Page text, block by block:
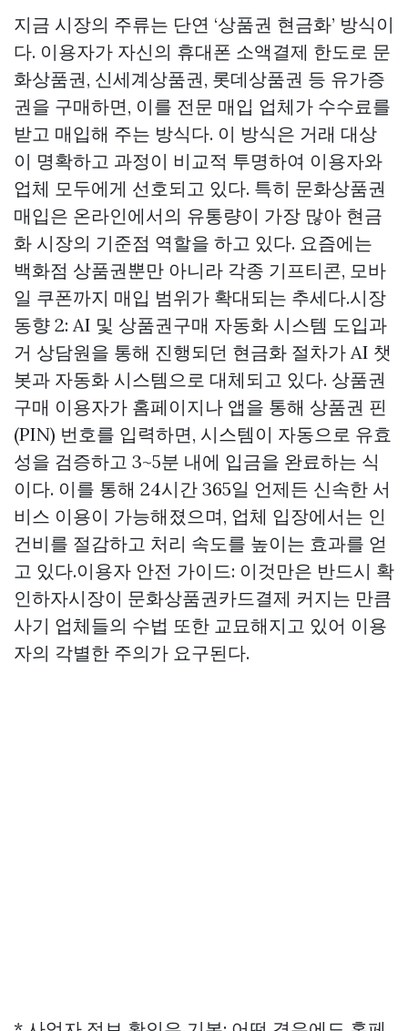
지금 시장의 주류는 단연 ‘상품권 현금화’ 방식이
다. 이용자가 자신의 휴대폰 소액결제 한도로 문
화상품권, 신세계상품권, 롯데상품권 등 유가증
권을 구매하면, 이를 전문 매입 업체가 수수료를
받고 매입해 주는 방식다. 이 방식은 거래 대상
이 명확하고 과정이 비교적 투명하여 이용자와
업체 모두에게 선호되고 있다. 특히 문화상품권
매입은 온라인에서의 유통량이 가장 많아 현금
화 시장의 기준점 역할을 하고 있다. 요즘에는
백화점 상품권뿐만 아니라 각종 기프티콘, 모바
일 쿠폰까지 매입 범위가 확대되는 추세다.시장
동향 2: AI 및 상품권구매 자동화 시스템 도입과
거 상담원을 통해 진행되던 현금화 절차가 AI 챗
봇과 자동화 시스템으로 대체되고 있다. 상품권
구매 이용자가 홈페이지나 앱을 통해 상품권 핀
(PIN) 번호를 입력하면, 시스템이 자동으로 유효
성을 검증하고 3~5분 내에 입금을 완료하는 식
이다. 이를 통해 24시간 365일 언제든 신속한 서
비스 이용이 가능해졌으며, 업체 입장에서는 인
건비를 절감하고 처리 속도를 높이는 효과를 얻
고 있다.이용자 안전 가이드: 이것만은 반드시 확
인하자시장이 문화상품권카드결제 커지는 만큼
사기 업체들의 수법 또한 교묘해지고 있어 이용
자의 각별한 주의가 요구된다.